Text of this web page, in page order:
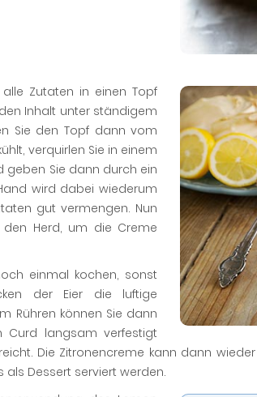
Zutaten in einen Topf
Inhalt unter ständigem
Sie den Topf dann vom
verquirlen Sie in einem
geben Sie dann durch ein
wird dabei wiederum
gut vermengen. Nun
Herd, um die Creme
einmal kochen, sonst
der Eier die luftige
Rühren können Sie dann
langsam verfestigt
Die Zitronencreme kann dann
Dessert serviert werden.